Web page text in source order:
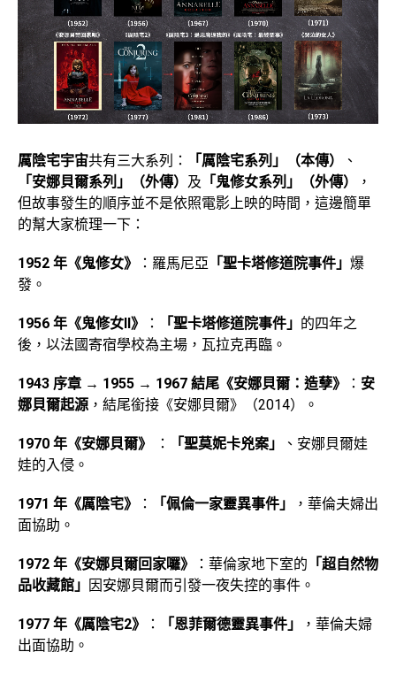
厲陰宅宇宙共有三大系列： 「厲陰宅系列」（本傳）
、
「安娜貝爾系列」（外傳） 及 「鬼修女系列」（外傳）
，
但故事發生的順序並不是依照電影上映的時間，這邊簡單
的幫大家梳理一下：
1952 年《鬼修女》 ：羅馬尼亞 「聖卡塔修道院事件」 爆
發。
1956 年《鬼修女II》 ： 「聖卡塔修道院事件」 的四年之
後，以法國寄宿學校為主場，瓦拉克再臨。
1943 序章 → 1955 → 1967 結尾《安娜貝爾：造孽》 ： 安
娜貝爾起源 ，結尾銜接《安娜貝爾》（2014）。
1970 年《安娜貝爾》 ： 「聖莫妮卡兇案」
、安娜貝爾娃
娃的入侵。
1971 年《厲陰宅》 ： 「佩倫一家靈異事件」
，華倫夫婦出
面協助。
1972 年《安娜貝爾回家囉》 ：華倫家地下室的 「超自然物
品收藏館」 因安娜貝爾而引發一夜失控的事件。
1977 年《厲陰宅2》 ： 「恩菲爾德靈異事件」
，華倫夫婦
出面協助。